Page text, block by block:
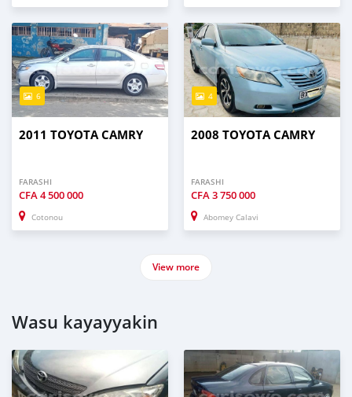
6
2011 TOYOTA CAMRY
FARASHI
CFA4 500 000
Cotonou
4
2008 TOYOTA CAMRY
FARASHI
CFA3 750 000
Abomey Calavi
View more
Wasu kayayyakin